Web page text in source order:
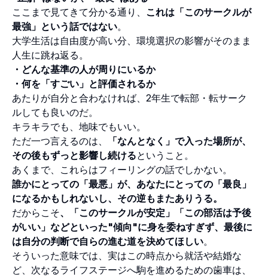
ここまで見てきて分かる通り、 これは「このサークルが
最強」という話ではない。
大学生活は自由度が高い分、環境選択の影響がそのまま
人生に跳ね返る。
・どんな基準の人が周りにいるか
・何を「すごい」と評価されるか
あたりが自分と合わなければ、2年生で転部・転サーク
ルしても良いのだ。
キラキラでも、地味でもいい。
ただ一つ言えるのは、
「なんとなく」で入った場所が、
その後もずっと影響し続けるということ。
あくまで、これらはフィーリングの話でしかない。
誰かにとっての「最悪」が、あなたにとっての「最良」
になるかもしれないし、その逆もまたありうる。
だからこそ、「このサークルが安定」「この部活は予後
がいい」などといった"傾向"に身を委ねすぎず、最後に
は自分の判断で自らの進む道を決めてほしい。
そういった意味では、実はこの時点から就活や結婚な
ど、次なるライフステージへ駒を進めるための歯車は、